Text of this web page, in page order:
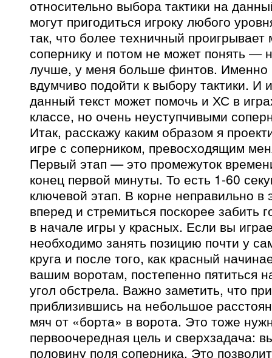
относительно выбора тактики на
могут пригодиться игроку любого
так, что более техничный
сопернику и потом не может понять —
лучше, у меня больше финтов. Именно
вдумчиво подойти к выбору тактики. И
данный текст может помочь и ХС в
классе, но очень неуступчивыми
Итак, расскажу каким образом я
игре с соперником, превосходящим
Первый этап — это промежуток
конец первой минуты. То есть 1-60
ключевой этап. В корне неправильно в
вперед и стремиться поскорее забить
в начале игры у красных. Если вы
необходимо занять позицию почти у
круга и после того, как красный
вашим воротам, постепенно пятиться
угол обстрела. Важно заметить, что
приблизившись на небольшое
мяч от «борта» в ворота. Это тоже
первоочередная цель и сверхзадача:
половину поля соперника. Это